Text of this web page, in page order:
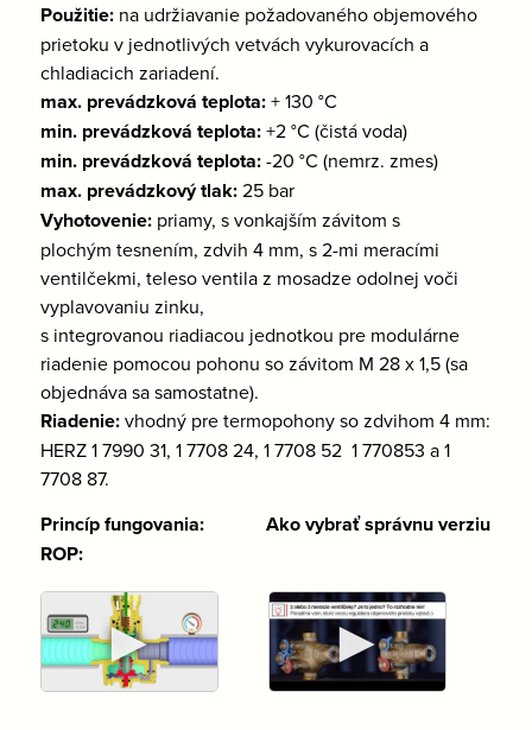
Použitie:na udržiavanie požadovaného objemového
prietoku v jednotlivých vetvách vykurovacích a
chladiacich zariadení.
max. prevádzková teplota:+ 130 °C
min. prevádzková teplota:+2 °C (čistá voda)
min. prevádzková teplota:-20 °C (nemrz. zmes)
max. prevádzkový tlak:25 bar
Vyhotovenie:priamy, s vonkajším závitom s
plochým tesnením, zdvih 4 mm, s 2-mi meracími
ventilčekmi, teleso ventila z mosadze odolnej voči
vyplavovaniu zinku,
s integrovanou riadiacou jednotkou pre modulárne
riadenie pomocou pohonu so závitom M 28 x 1,5 (sa
objednáva sa samostatne).
Riadenie:vhodný pre termopohony so zdvihom 4 mm:
HERZ 1 7990 31, 1 7708 24, 1 7708 52 1 770853 a 1
7708 87.
Princíp fungovania: Ako vybrať správnu verziu
ROP:
► ►